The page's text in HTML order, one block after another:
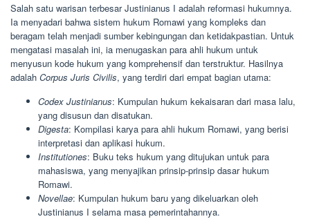
Salah satu warisan terbesar Justinianus I adalah reformasi hukumnya.
Ia menyadari bahwa sistem hukum Romawi yang kompleks dan
beragam telah menjadi sumber kebingungan dan ketidakpastian. Untuk
mengatasi masalah ini, ia menugaskan para ahli hukum untuk
menyusun kode hukum yang komprehensif dan terstruktur. Hasilnya
adalah Corpus Juris Civilis, yang terdiri dari empat bagian utama:
Codex Justinianus: Kumpulan hukum kekaisaran dari masa lalu,
yang disusun dan disatukan.
Digesta: Kompilasi karya para ahli hukum Romawi, yang berisi
interpretasi dan aplikasi hukum.
Institutiones: Buku teks hukum yang ditujukan untuk para
mahasiswa, yang menyajikan prinsip-prinsip dasar hukum
Romawi.
Novellae: Kumpulan hukum baru yang dikeluarkan oleh
Justinianus I selama masa pemerintahannya.